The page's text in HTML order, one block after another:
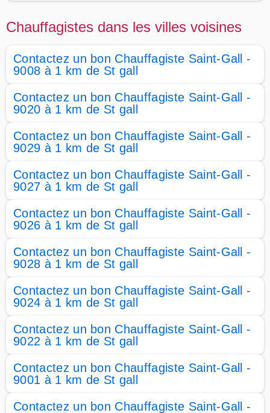
Chauffagistes dans les villes voisines
Contactez un bon Chauffagiste Saint-Gall -
9008 à 1 km de St gall
Contactez un bon Chauffagiste Saint-Gall -
9020 à 1 km de St gall
Contactez un bon Chauffagiste Saint-Gall -
9029 à 1 km de St gall
Contactez un bon Chauffagiste Saint-Gall -
9027 à 1 km de St gall
Contactez un bon Chauffagiste Saint-Gall -
9026 à 1 km de St gall
Contactez un bon Chauffagiste Saint-Gall -
9028 à 1 km de St gall
Contactez un bon Chauffagiste Saint-Gall -
9024 à 1 km de St gall
Contactez un bon Chauffagiste Saint-Gall -
9022 à 1 km de St gall
Contactez un bon Chauffagiste Saint-Gall -
9001 à 1 km de St gall
Contactez un bon Chauffagiste Saint-Gall -